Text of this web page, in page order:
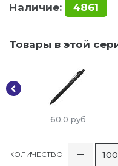
Наличие: 4861
Товары в этой
60.0 руб
КОЛИЧЕСТВО